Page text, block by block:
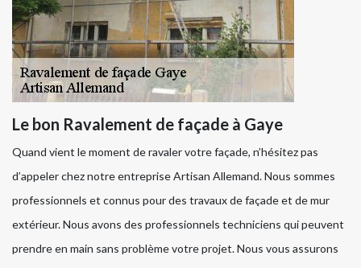
Le bon Ravalement de façade à Gaye
Quand vient le moment de ravaler votre façade, n’hésitez pas
d’appeler chez notre entreprise Artisan Allemand. Nous sommes
professionnels et connus pour des travaux de façade et de mur
extérieur. Nous avons des professionnels techniciens qui peuvent
prendre en main sans problème votre projet. Nous vous assurons